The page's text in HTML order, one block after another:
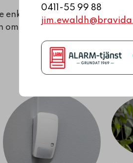
enkla standardlösningar
om några av våra produkter
TRYGGA HEM
0411-55 99 88